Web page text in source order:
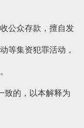
公众存款，擅自发
等集资犯罪活动，
的，以本解释为